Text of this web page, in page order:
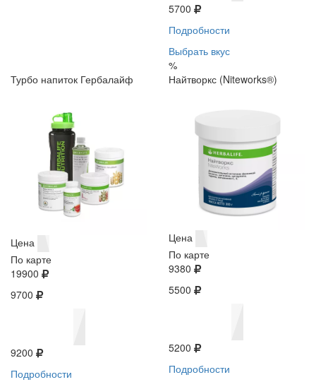
5700
Подробности
Выбрать вкус
%
Турбо напиток Гербалайф
Цена
По карте
19900
9700
9200
Подробности
Найтворкс (Niteworks®)
Цена
По карте
9380
5500
5200
Подробности